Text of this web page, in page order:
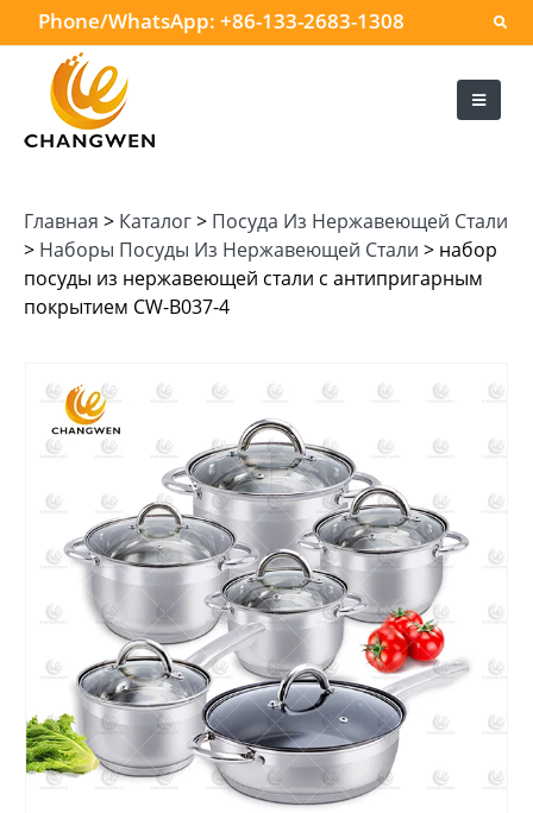
Phone/WhatsApp:+86-133-2683-1308
Главная > Каталог> Посуда Из Нержавеющей Стали
> Наборы Посуды Из Нержавеющей Стали > набор
посуды из нержавеющей стали с антипригарным
покрытием CW-B037-4